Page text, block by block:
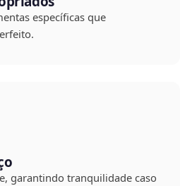
específicas que
garantindo tranquilidade caso